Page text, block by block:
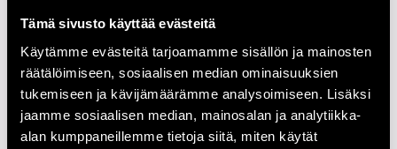
Tämä sivusto käyttää evästeitä
Käytämme evästeitä tarjoamamme sisällön ja mainosten
räätälöimiseen, sosiaalisen median ominaisuuksien
tukemiseen ja kävijämäärämme analysoimiseen. Lisäksi
jaamme sosiaalisen median, mainosalan ja analytiikka-
alan kumppaneillemme tietoja siitä, miten käytät
Yksittäisen esiintyjän tiedot avautuvat nimeä klikkaamalla.
JAZZKATU
12.00
The Clowns Of Jazz
17.00
Harlem Jazz & Blues Band